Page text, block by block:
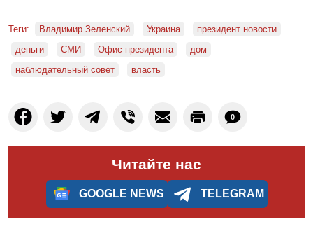
Теги: Владимир Зеленский Украина
президент новости
деньги
СМИ Офис президента
дом
наблюдательный совет
власть
0
Читайте нас
GOOGLE NEWS TELEGRAM